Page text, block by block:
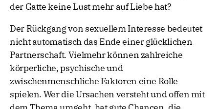
der Gatte keine Lust mehr auf Liebe hat?
Der Rückgang von sexuellem Interesse bedeutet
nicht automatisch das Ende einer glücklichen
Partnerschaft. Vielmehr können zahlreiche
körperliche, psychische und
zwischenmenschliche Faktoren eine Rolle
spielen. Wer die Ursachen versteht und offen mit